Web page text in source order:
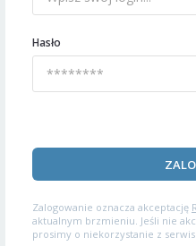
Hasło
Zalogowanie oznacza akceptację
aktualnym brzmieniu. Jeśli nie
prosimy o niekorzystanie z